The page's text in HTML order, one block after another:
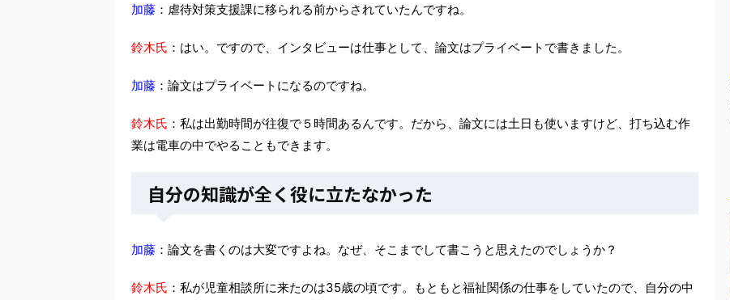
加藤 ：虐待対策支援課に移られる前からされていたんですね。
鈴木氏 ：はい。ですので、インタビューは仕事として、論文はプライベートで書きました。
加藤 ：論文はプライベートになるのですね。
鈴木氏 ：私は出勤時間が往復で５時間あるんです。だから、論文には土日も使いますけど、打ち込む作
業は電車の中でやることもできます。
自分の知識が全く役に立たなかった
加藤 ：論文を書くのは大変ですよね。なぜ、そこまでして書こうと思えたのでしょうか？
鈴木氏 ：私が児童相談所に来たのは35歳の頃です。もともと福祉関係の仕事をしていたので、自分の中